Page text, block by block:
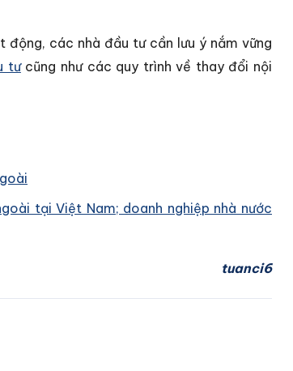
các nhà đầu tư cần lưu ý nắm vững
tưcũng như các quy trình về thay đổi nội
tại Việt Nam; doanh nghiệp nhà nước
tuanci6